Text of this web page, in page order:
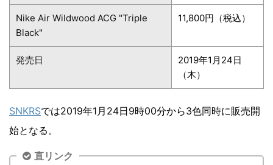
Nike Air Wildwood ACG "Triple
Black"
11,800円（税込）
発売日
2019年1月24日
（木）
SNKRSでは2019年1月24日9時00分から3色同時に販売開
始となる。
直リンク